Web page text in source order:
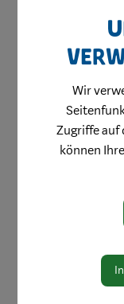
Amtswege
Online
Leitbild
Digitale
Protokolle
Wir
Zugriffe auf
können